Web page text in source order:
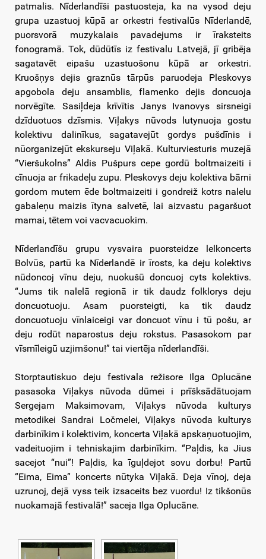
patmalis. Nīderlandīši pastuosteja, ka na vysod deju
grupa uzastuoj kūpā ar orkestri festivalūs Nīderlandē,
puorsvorā muzykalais pavadejums ir īraksteits
fonogramā. Tok, dūdūtīs iz festivalu Latvejā, jī gribēja
sagatavēt eipašu uzastuošonu kūpā ar orkestri.
Kruošņys dejis graznūs tārpūs paruodeja Pleskovys
apgobola deju ansamblis, flamenko dejis doncuoja
norvēgīte. Sasiļdeja krīvītis Janys Ivanovys sirsneigi
dzīduotuos dzīsmis. Viļakys nūvods lutynuoja gostu
kolektivu dalinīkus, sagatavejūt gordys pušdīnis i
nūorganizejūt ekskurseju Viļakā. Kulturviesturis muzejā
“Vieršukolns” Aldis Pušpurs cepe gordū boltmaizeiti i
cīnuoja ar frikadeļu zupu. Pleskovys deju kolektiva bārni
gordom mutem ēde boltmaizeiti i gondreiž kotrs nalelu
gabaleņu maizis ītyna salvetē, lai aizvastu pagaršuot
mamai, tētem voi vacvacuokim.
Nīderlandīšu grupu vysvaira puorsteidze lelkoncerts
Bolvūs, partū ka Nīderlandē ir īrosts, ka deju kolektivs
nūdoncoj vīnu deju, nuokušū doncuoj cyts kolektivs.
“Jums tik nalelā regionā ir tik daudz folklorys deju
doncuotuoju. Asam puorsteigti, ka tik daudz
doncuotuoju vīnlaiceigi var doncuot vīnu i tū pošu, ar
deju rodūt naparostus deju rokstus. Pasasokom par
vīsmīleigū uzjimšonu!” tai viertēja nīderlandīši.
Storptautiskuo deju festivala režisore Ilga Oplucāne
pasasoka Viļakys nūvoda dūmei i prīšksādātuojam
Sergejam Maksimovam, Viļakys nūvoda kulturys
metodikei Sandrai Ločmelei, Viļakys nūvoda kulturys
darbinīkim i kolektivim, koncerta Viļakā apskaņuotuojim,
vadeituojim i tehniskajim darbinīkim. “Paļdis, ka Jius
sacejot “nui”! Paļdis, ka īguļdejot sovu dorbu! Partū
“Eima, Eima” koncerts nūtyka Viļakā. Deja vīnoj, deja
uzrunoj, dejā vyss teik izsaceits bez vuordu! Iz tikšonūs
nuokamajā festivalā!” saceja Ilga Oplucāne.